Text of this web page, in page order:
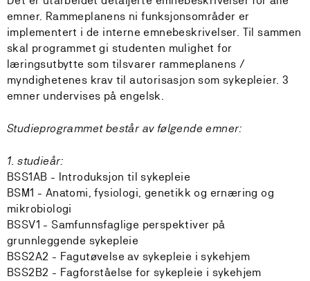
emner. Rammeplanens ni funksjonsområder er
implementert i de interne emnebeskrivelser. Til sammen
skal programmet gi studenten mulighet for
læringsutbytte som tilsvarer rammeplanens /
myndighetenes krav til autorisasjon som sykepleier. 3
emner undervises på engelsk.
Studieprogrammet består av følgende emner:
1. studieår:
BSS1AB - Introduksjon til sykepleie
BSM1 - Anatomi, fysiologi, genetikk og ernæring og
mikrobiologi
BSSV1 - Samfunnsfaglige perspektiver på
grunnleggende sykepleie
BSS2A2 - Fagutøvelse av sykepleie i sykehjem
BSS2B2 - Fagforståelse for sykepleie i sykehjem